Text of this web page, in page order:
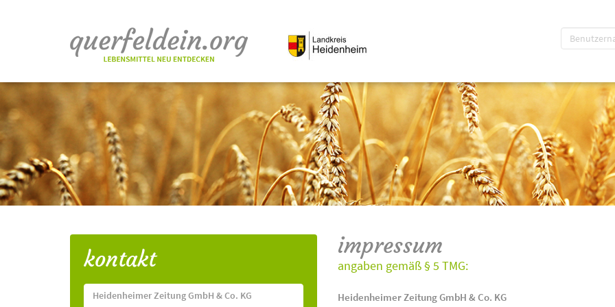
kontakt
Heidenheimer Zeitung GmbH & Co. KG
impressum
angaben gemäß § 5 TMG:
Heidenheimer Zeitung GmbH & Co. KG